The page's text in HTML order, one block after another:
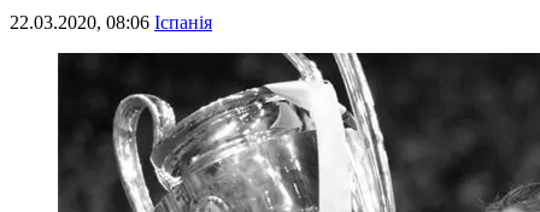
22.03.2020, 08:06 Іспанія